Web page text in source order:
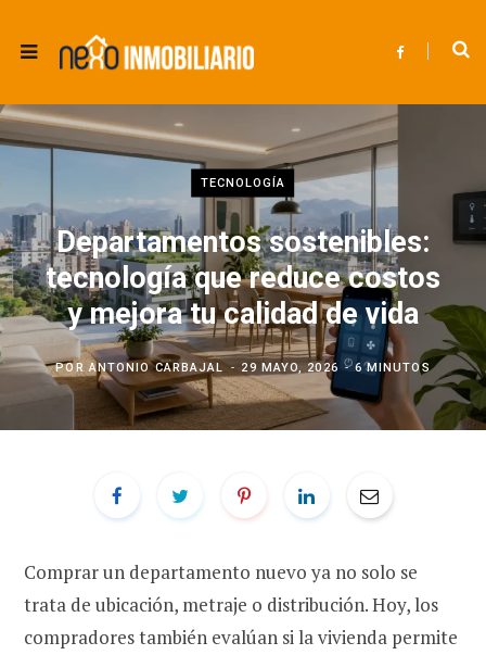
F
b
TECNOLOGÍA
Departamentos sostenibles:
tecnología que reduce costos
y mejora tu calidad de vida
POR ANTONIO CARBAJAL 29 MAYO, 2026 6 MINUTOS
Comprar un departamento nuevo ya no solo se
trata de ubicación, metraje o distribución. Hoy, los
compradores también evalúan si la vivienda permite